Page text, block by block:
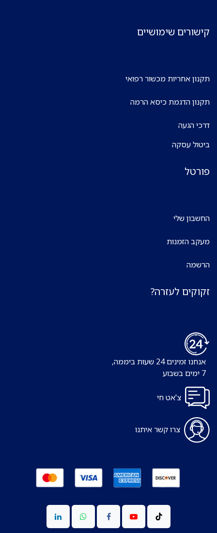
קישורים שימושיים
תקנון אחריות מכשור רפואי
תקנון הדגמת כיסא הרמה
דרכי הגעה
ביטול עסקה
פורטל
החשבון שלי
מעקב הזמנות
הרשמה
זקוקים לעזרה?
אנחנו זמינים 24 שעות ביממה,
צ'אט חי
צרו קשר איתנו